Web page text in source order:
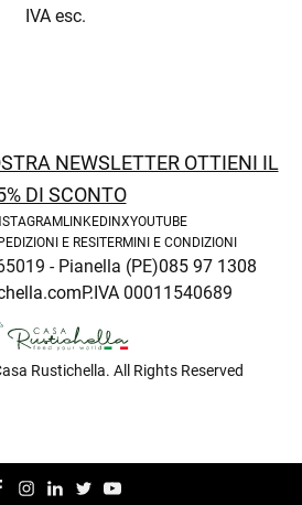
IVA esc.
NEWSLETTER OTTIENI IL
DI SCONTO
LINKEDINXYOUTUBE
E RESI TERMINI E CONDIZIONI
- Pianella (PE)085 97 1308
P.IVA 00011540689
Rustichella. All Rights Reserved